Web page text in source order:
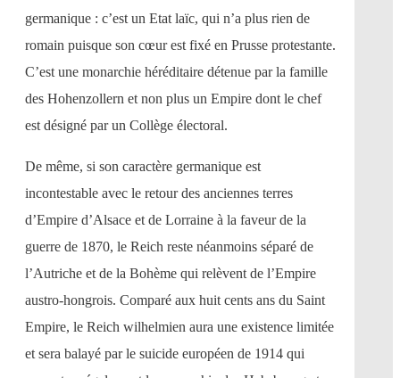
germanique : c’est un Etat laïc, qui n’a plus rien de
romain puisque son cœur est fixé en Prusse protestante.
C’est une monarchie héréditaire détenue par la famille
des Hohenzollern et non plus un Empire dont le chef
est désigné par un Collège électoral.
De même, si son caractère germanique est
incontestable avec le retour des anciennes terres
d’Empire d’Alsace et de Lorraine à la faveur de la
guerre de 1870, le Reich reste néanmoins séparé de
l’Autriche et de la Bohème qui relèvent de l’Empire
austro-hongrois. Comparé aux huit cents ans du Saint
Empire, le Reich wilhelmien aura une existence limitée
et sera balayé par le suicide européen de 1914 qui